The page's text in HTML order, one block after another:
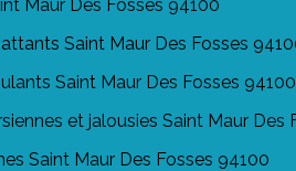
Maur Des Fosses 94100
Saint Maur Des Fosses
Saint Maur Des Fosses 94100
et jalousies Saint Maur Des
Saint Maur Des Fosses 94100